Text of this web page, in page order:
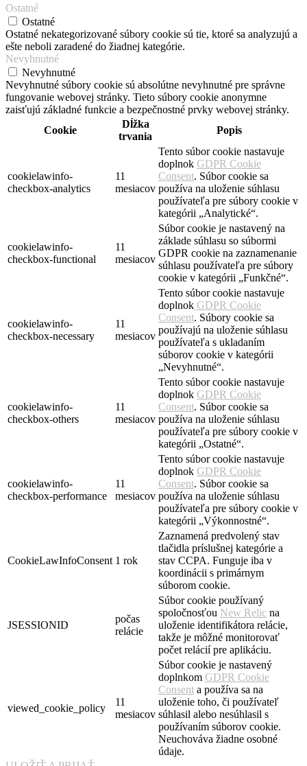
Ostatné
Ostatné
Ostatné nekategorizované súbory cookie sú tie, ktoré sa analyzujú a
ešte neboli zaradené do žiadnej kategórie.
Nevyhnutné
Nevyhnutné
Nevyhnutné súbory cookie sú absolútne nevyhnutné pre správne
fungovanie webovej stránky. Tieto súbory cookie anonymne
zaisťujú základné funkcie a bezpečnostné prvky webovej stránky.
Cookie
Dĺžka
trvania
Popis
cookielawinfo-
checkbox-analytics
11
mesiacov
Tento súbor cookie nastavuje
doplnok GDPR Cookie
Consent. Súbor cookie sa
používa na uloženie súhlasu
používateľa pre súbory cookie v
kategórii „Analytické“.
cookielawinfo-
checkbox-functional
11
mesiacov
Súbor cookie je nastavený na
základe súhlasu so súbormi
GDPR cookie na zaznamenanie
súhlasu používateľa pre súbory
cookie v kategórii „Funkčné“.
cookielawinfo-
checkbox-necessary
11
mesiacov
Tento súbor cookie nastavuje
doplnok GDPR Cookie
Consent. Súbory cookie sa
používajú na uloženie súhlasu
používateľa s ukladaním
súborov cookie v kategórii
„Nevyhnutné“.
cookielawinfo-
checkbox-others
11
mesiacov
Tento súbor cookie nastavuje
doplnok GDPR Cookie
Consent. Súbor cookie sa
používa na uloženie súhlasu
používateľa pre súbory cookie v
kategórii „Ostatné“.
cookielawinfo-
checkbox-performance
11
mesiacov
Tento súbor cookie nastavuje
doplnok GDPR Cookie
Consent. Súbor cookie sa
používa na uloženie súhlasu
používateľa pre súbory cookie v
kategórii „Výkonnostné“.
CookieLawInfoConsent 1 rok
Zaznamená predvolený stav
tlačidla príslušnej kategórie a
stav CCPA. Funguje iba v
koordinácii s primárnym
súborom cookie.
JSESSIONID
počas
relácie
Súbor cookie používaný
spoločnosťou New Relic na
uloženie identifikátora relácie,
takže je môžné monitorovať
počet relácií pre aplikáciu.
viewed_cookie_policy
11
mesiacov
Súbor cookie je nastavený
doplnkom GDPR Cookie
Consent a používa sa na
uloženie toho, či používateľ
súhlasil alebo nesúhlasil s
používaním súborov cookie.
Neuchováva žiadne osobné
údaje.